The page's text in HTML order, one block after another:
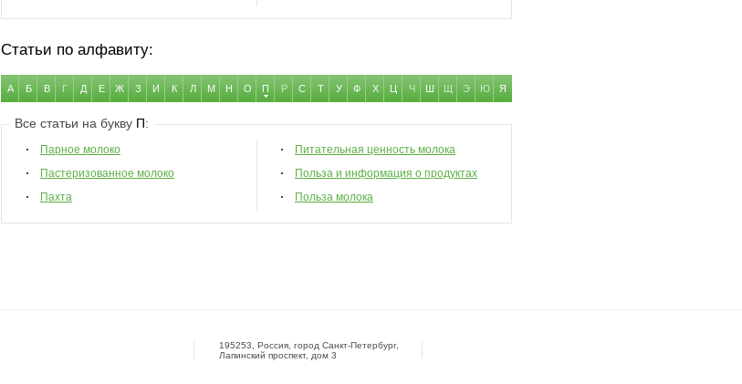
Статьи по алфавиту:
А Б В Г Д Е Ж З И К Л М Н О П Р С Т У Ф Х Ч Э Ю Я
Все статьи на букву П:
Парное молоко
Пастеризованное молоко
Пахта
Питательная ценность молока
Польза и информация о продуктах
Польза молока
195253, Россия, город Санкт-Петербург,
Лапинский проспект, дом 3